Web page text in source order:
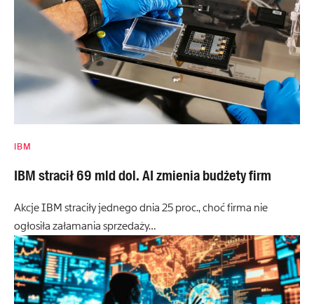
IBM
IBM stracił 69 mld dol. AI zmienia budżety firm
Akcje IBM straciły jednego dnia 25 proc., choć firma nie
ogłosiła załamania sprzedaży…